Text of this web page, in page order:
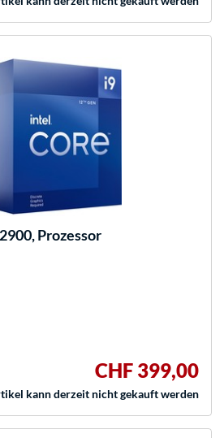
Prozessor
CHF 399,00
kann derzeit nicht gekauft werden